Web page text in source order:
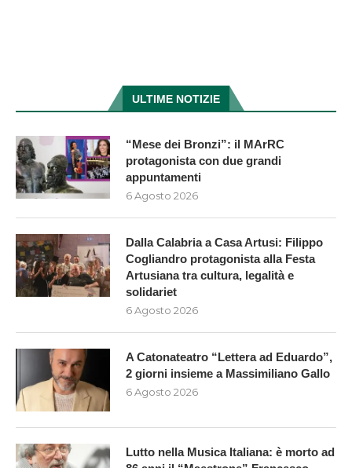
ULTIME NOTIZIE
“Mese dei Bronzi”: il MArRC
protagonista con due grandi
appuntamenti
6 Agosto 2026
Dalla Calabria a Casa Artusi: Filippo
Cogliandro protagonista alla Festa
Artusiana tra cultura, legalità e
solidariet
6 Agosto 2026
A Catonateatro “Lettera ad Eduardo”,
2 giorni insieme a Massimiliano Gallo
6 Agosto 2026
Lutto nella Musica Italiana: è morto ad